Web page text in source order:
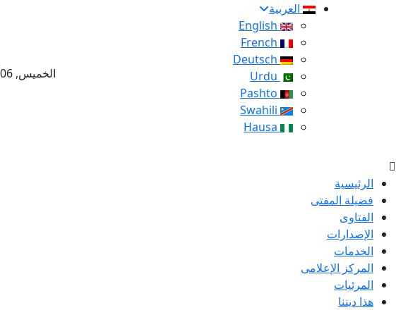
العربية
الخميس, 06 أغسطس 2026 – 23 صفر 1448 هـ
الرئيسية
فضيلة المفتى
الفتاوى
الإصدارات
الخدمات
المركز الإعلامى
المرئيات
هذا ديننا